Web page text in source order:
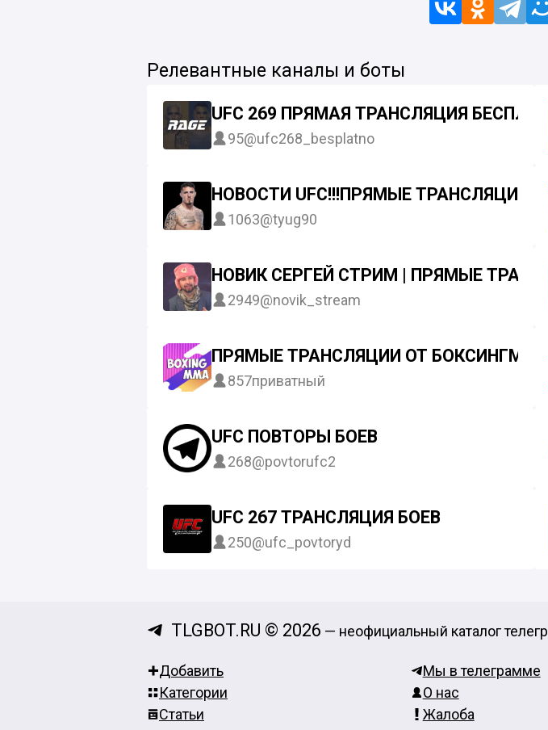
Релевантные каналы и боты
UFC 269 ПРЯМАЯ ТРАНСЛЯЦИЯ
95@ufc268_besplatno
НОВОСТИ UFC!!!ПРЯМЫЕ
1063@tyug90
НОВИК СЕРГЕЙ СТРИМ | ПРЯМЫЕ
2949@novik_stream
ПРЯМЫЕ ТРАНСЛЯЦИИ ОТ БОКСИНГММА
857приватный
UFC ПОВТОРЫ БОЕВ
268@povtorufc2
UFC 267 ТРАНСЛЯЦИЯ БОЕВ
250@ufc_povtoryd
TLGBOT.RU © 2026 — неофициальный каталог
Добавить
Категории
Статьи
Мы в телеграмме
О нас
Жалоба